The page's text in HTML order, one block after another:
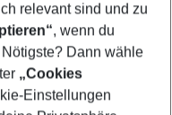
relevant sind und zu
, wenn du
Dann wähle
„Cookies
Einstellungen